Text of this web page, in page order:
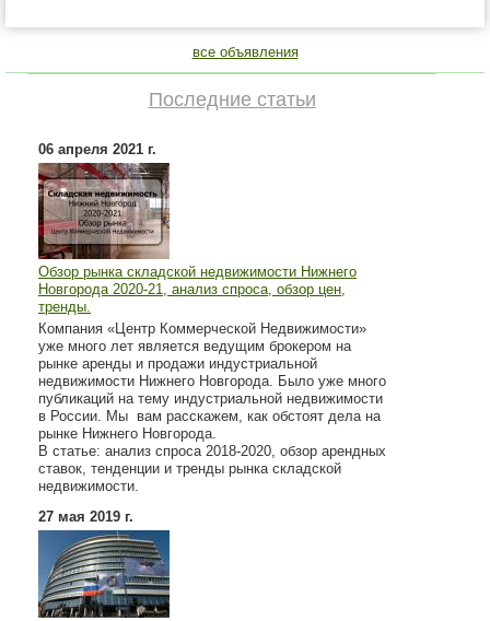
все объявления
Последние статьи
06 апреля 2021 г.
Обзор рынка складской недвижимости Нижнего
Новгорода 2020-21, анализ спроса, обзор цен,
тренды.
Компания «Центр Коммерческой Недвижимости»
уже много лет является ведущим брокером на
рынке аренды и продажи индустриальной
недвижимости Нижнего Новгорода. Было уже много
публикаций на тему индустриальной недвижимости
в России. Мы вам расскажем, как обстоят дела на
рынке Нижнего Новгорода.
В статье: анализ спроса 2018-2020, обзор арендных
ставок, тенденции и тренды рынка складской
недвижимости.
27 мая 2019 г.